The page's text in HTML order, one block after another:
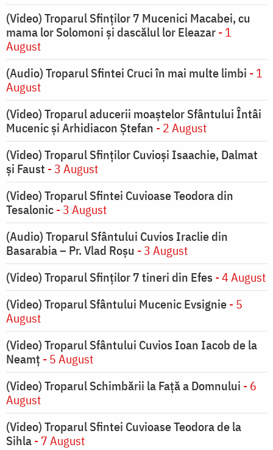
(Video) Troparul Sfinților 7 Mucenici Macabei, cu
mama lor Solomoni și dascălul lor Eleazar- 1
August
(Audio) Troparul Sfintei Cruci în mai multe limbi - 1
August
(Video) Troparul aducerii moaștelor Sfântului Întâi
Mucenic și Arhidiacon Ștefan - 2 August
(Video) Troparul Sfinților Cuvioși Isaachie, Dalmat
și Faust - 3 August
(Video) Troparul Sfintei Cuvioase Teodora din
Tesalonic- 3 August
(Audio) Troparul Sfântului Cuvios Iraclie din
Basarabia – Pr. Vlad Roșu - 3 August
(Video) Troparul Sfinților 7 tineri din Efes - 4 August
(Video) Troparul Sfântului Mucenic Evsignie- 5
August
(Video) Troparul Sfântului Cuvios Ioan Iacob de la
Neamț - 5 August
(Video) Troparul Schimbării la Față a Domnului - 6
August
(Video) Troparul Sfintei Cuvioase Teodora de la
Sihla- 7 August